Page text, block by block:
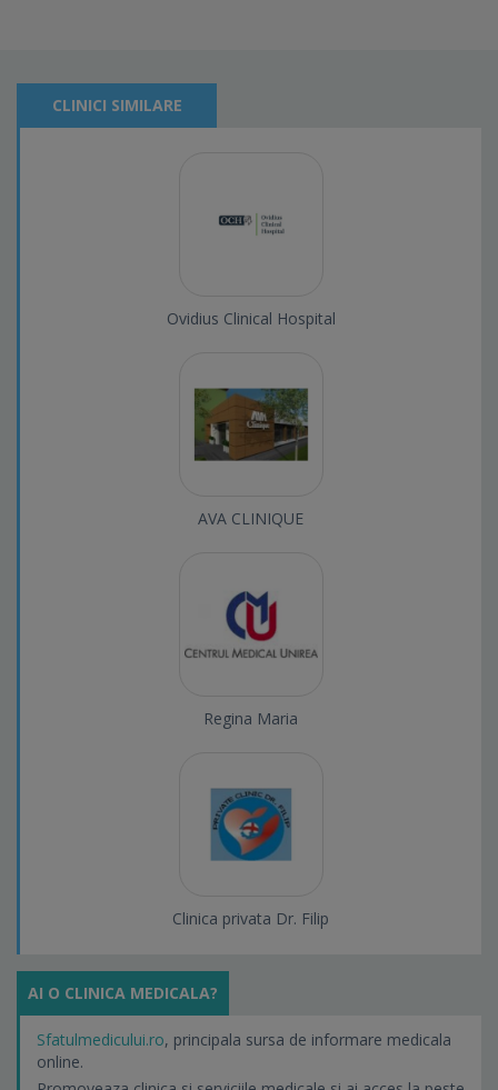
CLINICI SIMILARE
Ovidius Clinical Hospital
AVA CLINIQUE
Regina Maria
Clinica privata Dr. Filip
AI O CLINICA MEDICALA?
Sfatulmedicului.ro, principala sursa de informare medicala
online.